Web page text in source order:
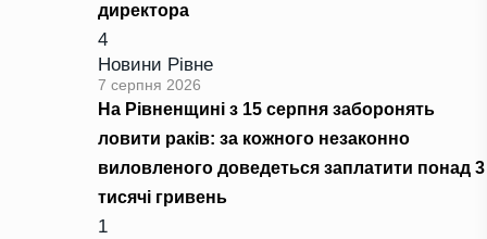
директора
4
Новини Рівне
7 серпня 2026
На Рівненщині з 15 серпня заборонять
ловити раків: за кожного незаконно
виловленого доведеться заплатити понад 3
тисячі гривень
1